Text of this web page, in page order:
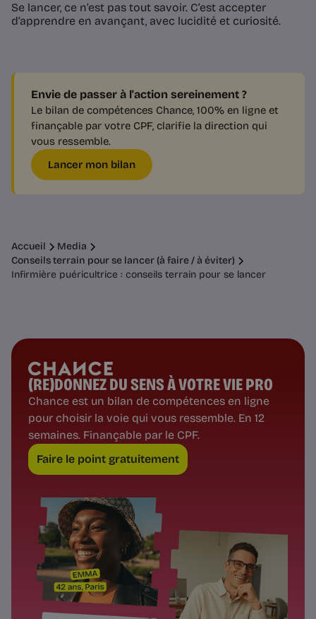
Se lancer, ce n’est pas tout savoir. C’est accepter
d’apprendre en avançant, avec lucidité et curiosité.
Envie de passer à l'action sereinement ?
Le bilan de compétences Chance, 100% en ligne et
finançable par votre CPF, clarifie la direction qui
vous ressemble.
Lancer mon bilan
Accueil
Media
Conseils terrain pour se lancer (à faire / à éviter)
Infirmière puéricultrice : conseils terrain pour se lancer
(RE)DONNEZ DU SENS À VOTRE VIE PRO
Chance est un bilan de compétences en ligne
pour choisir la voie qui vous ressemble. En 12
semaines. Finançable par le CPF.
Faire le point gratuitement